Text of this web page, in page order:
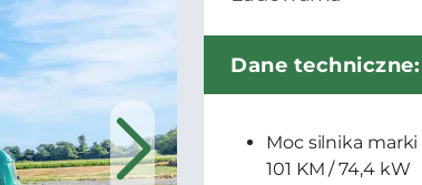
Dane techniczne:
Moc silnika marki
101 KM / 74,4 kW